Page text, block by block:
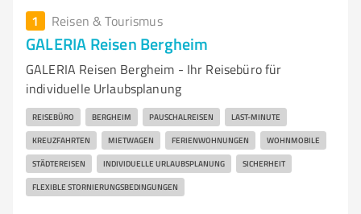
1 Reisen & Tourismus
GALERIA Reisen Bergheim
GALERIA Reisen Bergheim - Ihr Reisebüro für
individuelle Urlaubsplanung
REISEBÜRO BERGHEIM PAUSCHALREISEN LAST-MINUTE
KREUZFAHRTEN MIETWAGEN FERIENWOHNUNGEN WOHNMOBILE
STÄDTEREISEN INDIVIDUELLE URLAUBSPLANUNG SICHERHEIT
FLEXIBLE STORNIERUNGSBEDINGUNGEN